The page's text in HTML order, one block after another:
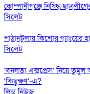
কোম্পানীগঞ্জে নিষিদ্ধ
সিলেট
পাঠানটুলায় কিশোর গ্যাংয়ের
সিলেট
‘বনলতা এক্সপ্রেস’ নিয়ে
‘কিছুক্ষণ’-এ?